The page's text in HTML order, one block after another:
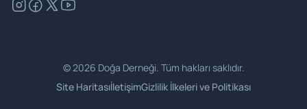
©2026 Doğa Derneği. Tüm hakları saklıdır.
Site HaritasıİletişimGizlilik İlkeleri ve Politikası